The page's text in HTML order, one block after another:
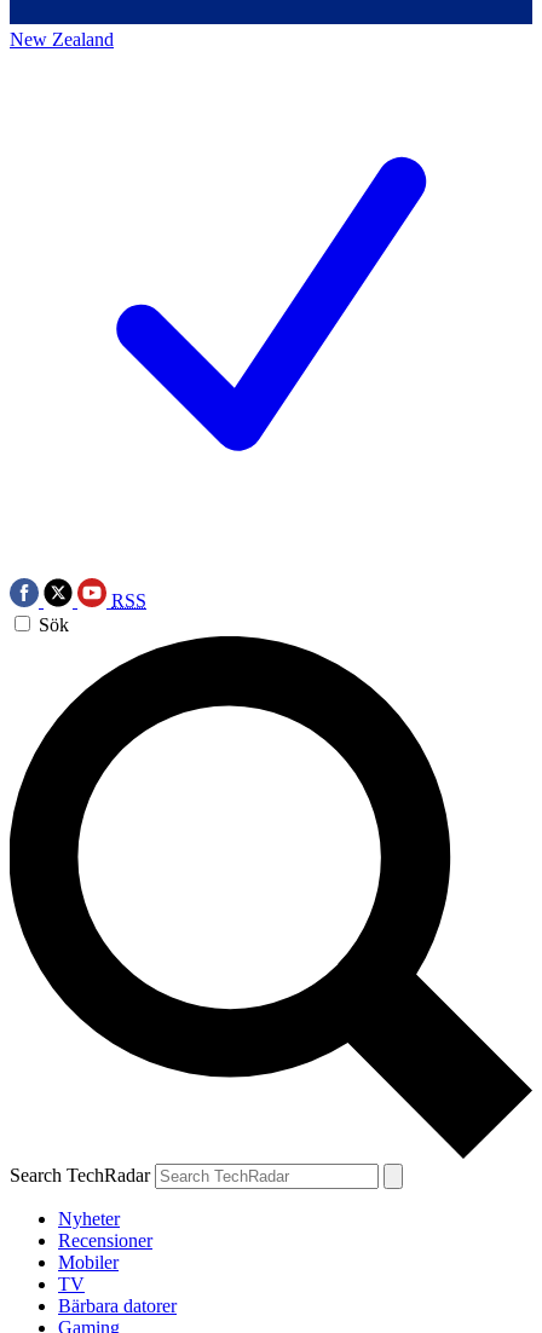
New Zealand
RSS
Sök
Search TechRadar
Nyheter
Recensioner
Mobiler
TV
Bärbara datorer
Gaming